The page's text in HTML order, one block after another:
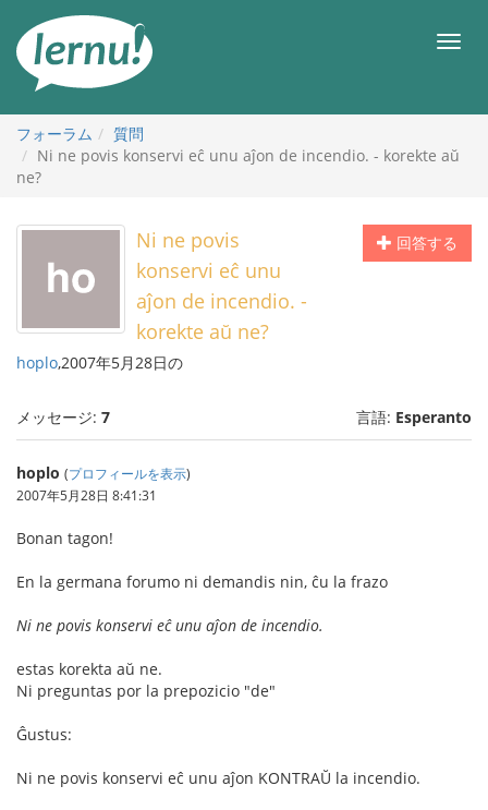
メ
フォーラム
質問
Ni ne povis konservi eĉ unu aĵon de incendio. - korekte aŭ
ne?
回答する
Ni ne povis
konservi eĉ unu
aĵon de incendio. -
korekte aŭ ne?
hoplo,2007年5月28日の
メッセージ: 7 言語: Esperanto
hoplo (プロフィールを表示)
2007年5月28日 8:41:31
Bonan tagon!
En la germana forumo ni demandis nin, ĉu la frazo
Ni ne povis konservi eĉ unu aĵon de incendio.
estas korekta aŭ ne.
Ni preguntas por la prepozicio "de"
Ĝustus:
Ni ne povis konservi eĉ unu aĵon KONTRAŬ la incendio.